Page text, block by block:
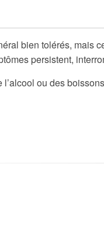
bien tolérés, mais
persistent,
ou des